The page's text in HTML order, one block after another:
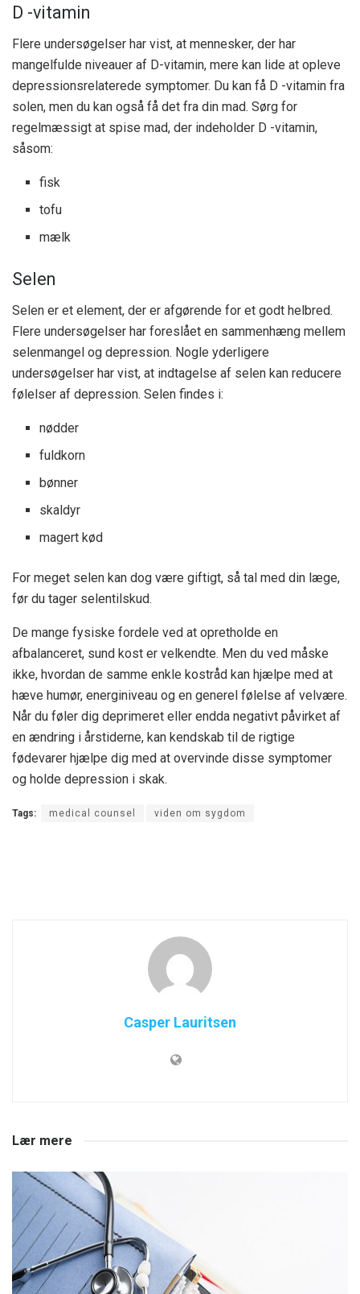
D -vitamin
Flere undersøgelser har vist, at mennesker, der har
mangelfulde niveauer af D-vitamin, mere kan lide at opleve
depressionsrelaterede symptomer. Du kan få D -vitamin fra
solen, men du kan også få det fra din mad. Sørg for
regelmæssigt at spise mad, der indeholder D -vitamin,
såsom:
fisk
tofu
mælk
Selen
Selen er et element, der er afgørende for et godt helbred.
Flere undersøgelser har foreslået en sammenhæng mellem
selenmangel og depression. Nogle yderligere
undersøgelser har vist, at indtagelse af selen kan reducere
følelser af depression. Selen findes i:
nødder
fuldkorn
bønner
skaldyr
magert kød
For meget selen kan dog være giftigt, så tal med din læge,
før du tager selentilskud.
De mange fysiske fordele ved at opretholde en
afbalanceret, sund kost er velkendte. Men du ved måske
ikke, hvordan de samme enkle kostråd kan hjælpe med at
hæve humør, energiniveau og en generel følelse af velvære.
Når du føler dig deprimeret eller endda negativt påvirket af
en ændring i årstiderne, kan kendskab til de rigtige
fødevarer hjælpe dig med at overvinde disse symptomer
og holde depression i skak.
Tags: medical counsel viden om sygdom
Casper Lauritsen
Lær mere